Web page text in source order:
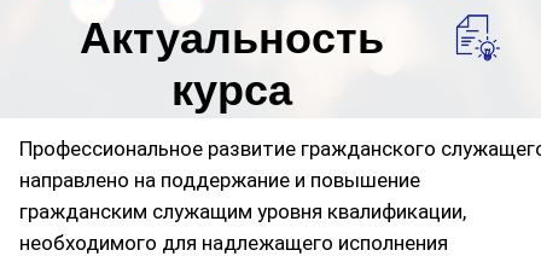
Актуальность
курса
Профессиональное развитие гражданского
направлено на поддержание и повышение
гражданским служащим уровня квалификации,
необходимого для надлежащего исполнения